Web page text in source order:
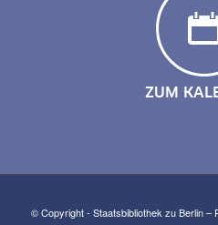
ZUM
© Copyright - Staatsbibliothek zu Berlin –